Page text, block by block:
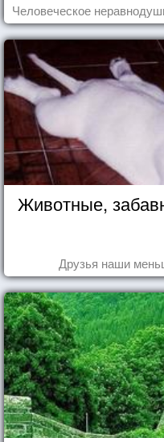
Человеческое
Животные,
Друзья наши